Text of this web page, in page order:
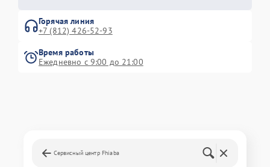
Горячая линия
+7 (812) 426-52-93
Время работы
Ежедневно с 9:00 до 21:00
Сервисный центр Fhiaba